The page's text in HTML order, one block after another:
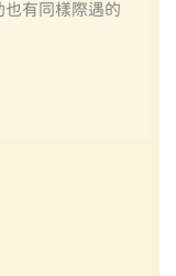
有同樣際遇的